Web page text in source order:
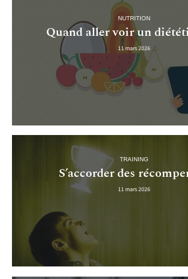
NUTRITION
Quand aller voir un
11 mars 2026
TRAINING
S’accorder des
11 mars 2026